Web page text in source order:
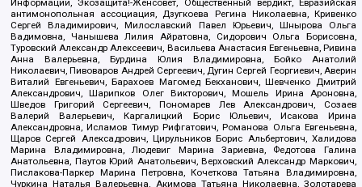
Информации, Экозащита!-Женсовет, Общественный вердикт, Евразийская
антимонопольная ассоциация, Дзугкоева Регина Николаевна, Кривенко
Сергей Владимирович, Милославский Павел Юрьевич, Шнырова Ольга
Вадимовна, Чанышева Лилия Айратовна, Сидорович Ольга Борисовна,
Туровский Александр Алексеевич, Васильева Анастасия Евгеньевна, Ривина
Анна Валерьевна, Бурдина Юлия Владимировна, Бойко Анатолий
Николаевич, Пивоваров Андрей Сергеевич, Дугин Сергей Георгиевич, Аверин
Виталий Евгеньевич, Барахоев Магомед Бекханович, Шевченко Дмитрий
Александрович, Шарипков Олег Викторович, Мошель Ирина Ароновна,
Шведов Григорий Сергеевич, Пономарев Лев Александрович, Созаев
Валерий Валерьевич, Каргалицкий Борис Юльевич, Исакова Ирина
Александровна, Исламов Тимур Рифгатович, Романова Ольга Евгеньевна,
Щаров Сергей Алексадрович, Цирульников Борис Альбертович, Халидова
Марина Владимировна, Людевиг Марина Зариевна, Федотова Галина
Анатольевна, Паутов Юрий Анатольевич, Верховский Александр Маркович,
Пислакова-Паркер Марина Петровна, Кочеткова Татьяна Владимировна,
Чуркина Наталья Валерьевна, Акимова Татьяна Николаевна, Золотарева